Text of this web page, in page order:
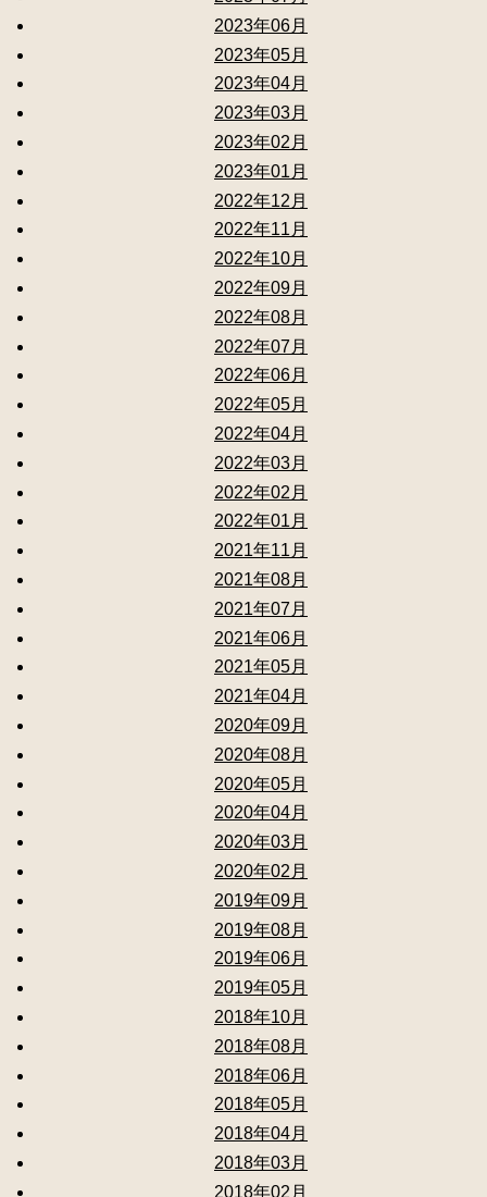
2023年06月
2023年05月
2023年04月
2023年03月
2023年02月
2023年01月
2022年12月
2022年11月
2022年10月
2022年09月
2022年08月
2022年07月
2022年06月
2022年05月
2022年04月
2022年03月
2022年02月
2022年01月
2021年11月
2021年08月
2021年07月
2021年06月
2021年05月
2021年04月
2020年09月
2020年08月
2020年05月
2020年04月
2020年03月
2020年02月
2019年09月
2019年08月
2019年06月
2019年05月
2018年10月
2018年08月
2018年06月
2018年05月
2018年04月
2018年03月
2018年02月